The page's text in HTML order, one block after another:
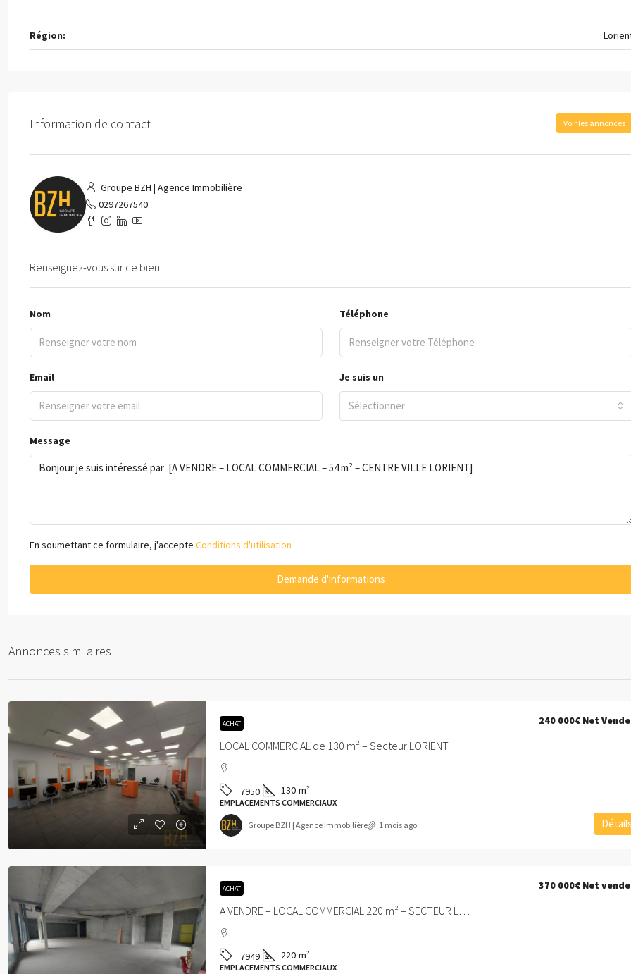
Région:
Information de contact Voir les annonces
Groupe BZH | Agence Immobilière
0297267540
Renseignez-vous sur ce bien
Nom Téléphone
Email Je suis un
Sélectionner
Message
En soumettant ce formulaire, j'accepte Conditions d'utilisation
Demande d'informations
Annonces similaires
ACHAT
LOCAL COMMERCIAL de 130 m² – Secteur LORIENT
240 000€Net
7950 130 m²
EMPLACEMENTS COMMERCIAUX
Groupe BZH | Agence Immobilière 1 mois ago
ACHAT
A VENDRE – LOCAL COMMERCIAL 220 m² – SECTEUR LORIENT
370 000€Net
7949 220 m²
EMPLACEMENTS COMMERCIAUX